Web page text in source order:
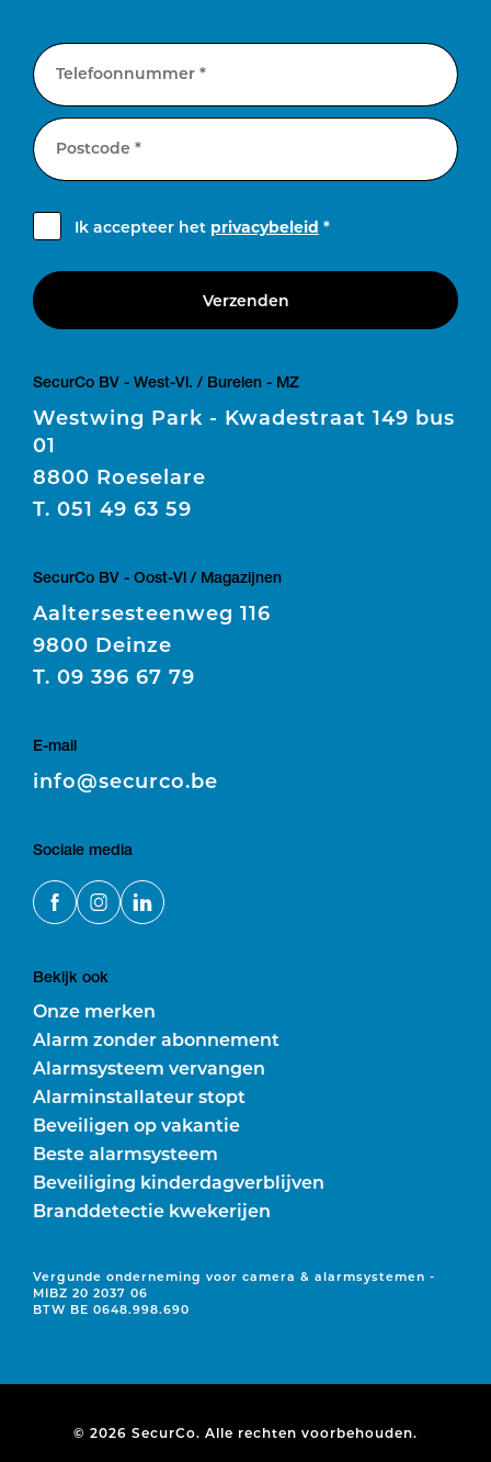
Telefoonnummer *
Postcode *
Ik accepteer het privacybeleid *
Verzenden
SecurCo BV - West-Vl. / Burelen - MZ
Westwing Park - Kwadestraat 149 bus
01
8800 Roeselare
T. 051 49 63 59
SecurCo BV - Oost-Vl / Magazijnen
Aaltersesteenweg 116
9800 Deinze
T. 09 396 67 79
E-mail
E
info@securco.be
Sociale media
Bekijk ook
Onze merken
Alarm zonder abonnement
Alarmsysteem vervangen
Alarminstallateur stopt
Beveiligen op vakantie
Beste alarmsysteem
Beveiliging kinderdagverblijven
Branddetectie kwekerijen
Vergunde onderneming voor camera & alarmsystemen -
MIBZ 20 2037 06
BTW BE 0648.998.690
© 2026 SecurCo. Alle rechten voorbehouden.